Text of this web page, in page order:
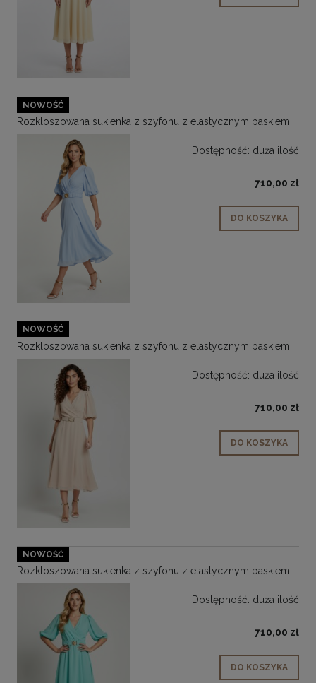
Rozkloszowana sukienka z szyfonu z elastycznym paskiem
Dostępność: duża ilość
710,00 zł
DO KOSZYKA
NOWOŚĆ
Rozkloszowana sukienka z szyfonu z elastycznym paskiem
Dostępność: duża ilość
710,00 zł
DO KOSZYKA
NOWOŚĆ
Rozkloszowana sukienka z szyfonu z elastycznym paskiem
Dostępność: duża ilość
710,00 zł
DO KOSZYKA
NOWOŚĆ